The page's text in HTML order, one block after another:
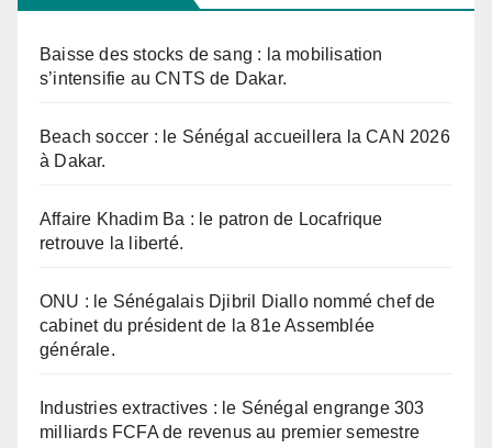
Baisse des stocks de sang : la mobilisation
s’intensifie au CNTS de Dakar.
Beach soccer : le Sénégal accueillera la CAN 2026
à Dakar.
Affaire Khadim Ba : le patron de Locafrique
retrouve la liberté.
ONU : le Sénégalais Djibril Diallo nommé chef de
cabinet du président de la 81e Assemblée
générale.
Industries extractives : le Sénégal engrange 303
milliards FCFA de revenus au premier semestre